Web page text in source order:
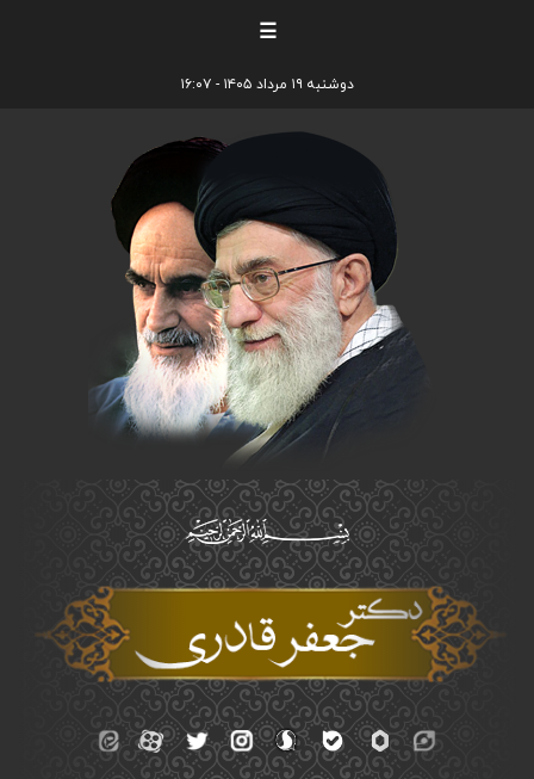
☰
دوشنبه ۱۹ مرداد ۱۴۰۵ - ۱۶:۰۷